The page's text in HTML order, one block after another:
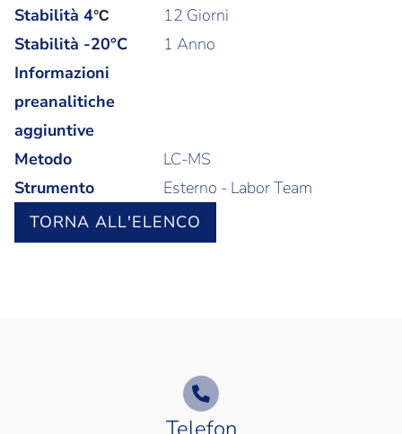
Stabilità 4°C
12 Giorni
Stabilità -20°C
1 Anno
Informazioni
preanalitiche
aggiuntive
Metodo
LC-MS
Strumento
Esterno - Labor Team
TORNA ALL'ELENCO